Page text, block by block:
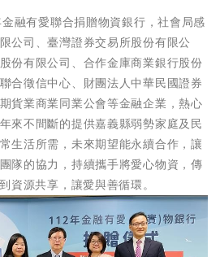
融有愛聯合捐贈物資銀行，社會局感
公司、臺灣證券交易所股份有限公
份有限公司、合作金庫商業銀行股份
合徵信中心、財團法人中華民國證券
貨業商業同業公會等金融企業，熱心
來不間斷的提供嘉義縣弱勢家庭及民
生活所需，未來期望能永續合作，讓
隊的協力，持續攜手將愛心物資，傳
資源共享，讓愛與善循環。